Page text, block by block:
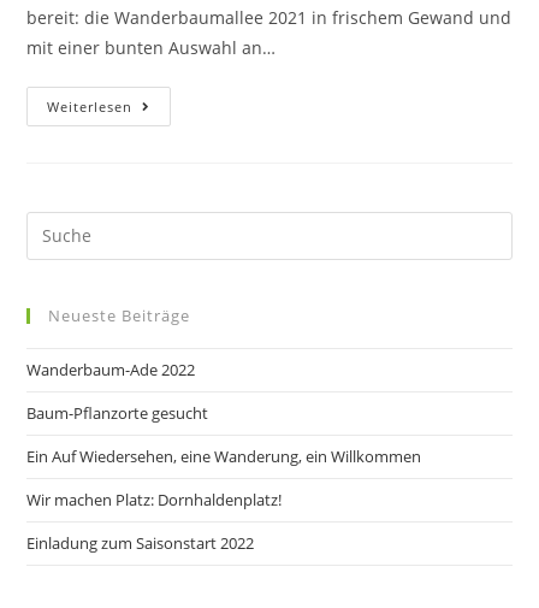
bereit: die Wanderbaumallee 2021 in frischem Gewand und
mit einer bunten Auswahl an…
Weiterlesen
Neueste Beiträge
Wanderbaum-Ade 2022
Baum-Pflanzorte gesucht
Ein Auf Wiedersehen, eine Wanderung, ein Willkommen
Wir machen Platz: Dornhaldenplatz!
Einladung zum Saisonstart 2022